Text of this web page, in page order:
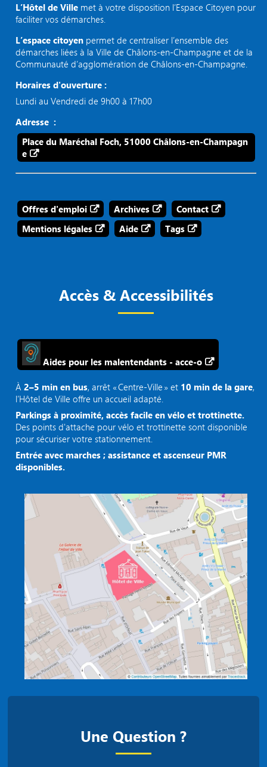
L’Hôtel de Ville met à votre disposition l’Espace Citoyen pour
faciliter vos démarches.
L’espace citoyen permet de centraliser l’ensemble des
démarches liées à la Ville de Châlons-en-Champagne et de la
Communauté d’agglomération de Châlons-en-Champagne.
Horaires d'ouverture :
Lundi au Vendredi de 9h00 à 17h00
Adresse :
Place du Maréchal Foch, 51000 Châlons-en-Champagn
e
Offres d'emploi Archives
Contact
Mentions légales
Aide Tags
Accès & Accessibilités
Aides pour les malentendants - acce-o
À2–5 min en bus, arrêt « Centre‑Ville » et 10 min de la gare,
l’Hôtel de Ville offre un accueil adapté.
Parkings à proximité, accès facile en vélo et trottinette.
Des points d'attache pour vélo et trottinette sont disponible
pour sécuriser votre stationnement.
Entrée avec marches ; assistance et ascenseur PMR
disponibles.
Une Question ?